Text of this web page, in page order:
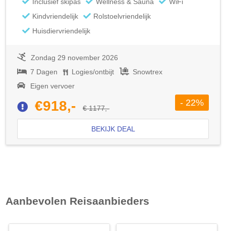
Kindvriendelijk
Rolstoelvriendelijk
Huisdiervriendelijk
Zondag 29 november 2026
7 Dagen
Logies/ontbijt
Snowtrex
Eigen vervoer
€918,- € 1177,-
- 22%
BEKIJK DEAL
Aanbevolen Reisaanbieders